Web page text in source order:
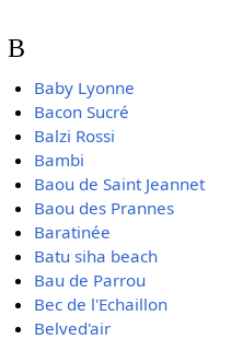
B
Baby Lyonne
Bacon Sucré
Balzi Rossi
Bambi
Baou de Saint Jeannet
Baou des Prannes
Baratinée
Batu siha beach
Bau de Parrou
Bec de l'Echaillon
Belved'air